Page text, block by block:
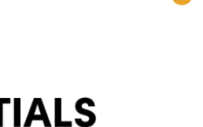
供個人資料，並將交易相關給付款項請求債
覽以下網址：
定代理人或監護人之同意方可使用
申辦者引起之損失，本公司不負相關責
將依據個別帳號之用戶狀況，依本公司即
有額度不足之情形，本公司將視審查結果
以上)免運費